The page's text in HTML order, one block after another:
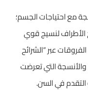
مع احتياجات الجسم؛
الأطراف لنسيج قوي
عبر “الشرائح
والأنسجة التي تعرضت
في السن.